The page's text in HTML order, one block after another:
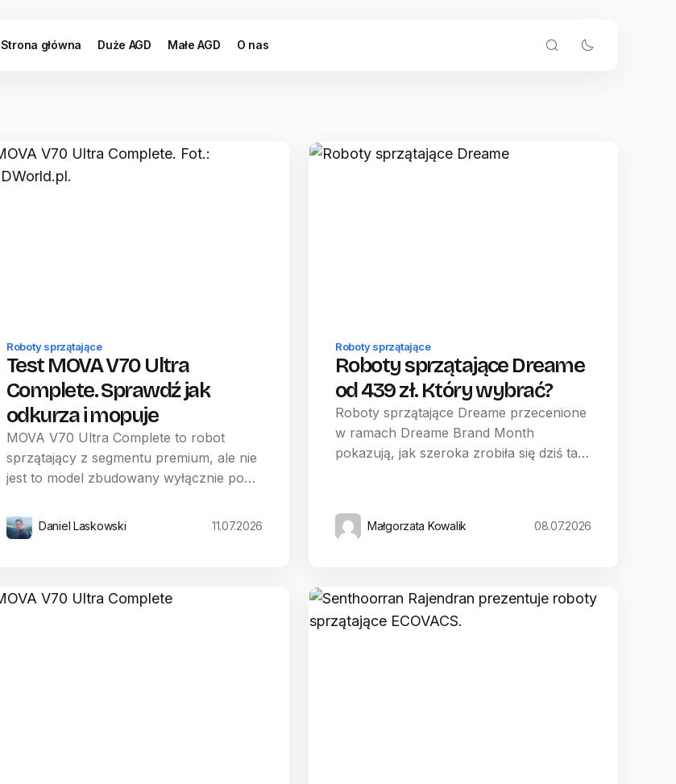
Strona główna Duże AGD Małe AGD O nas
Roboty sprzątające
Test MOVA V70 Ultra
Complete. Sprawdź jak
odkurza i mopuje
MOVA V70 Ultra Complete to robot
sprzątający z segmentu premium, ale nie
jest to model zbudowany wyłącznie po…
Daniel Laskowski 11.07.2026
Roboty sprzątające
Roboty sprzątające Dreame
od 439 zł. Który wybrać?
Roboty sprzątające Dreame przecenione
w ramach Dreame Brand Month
pokazują, jak szeroka zrobiła się dziś ta…
Małgorzata Kowalik 08.07.2026